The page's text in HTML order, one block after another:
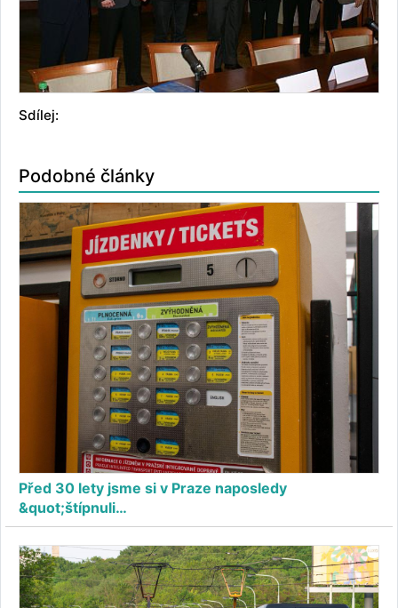
Sdílej:
Podobné články
Před 30 lety jsme si v Praze naposledy
&quot;štípnuli…